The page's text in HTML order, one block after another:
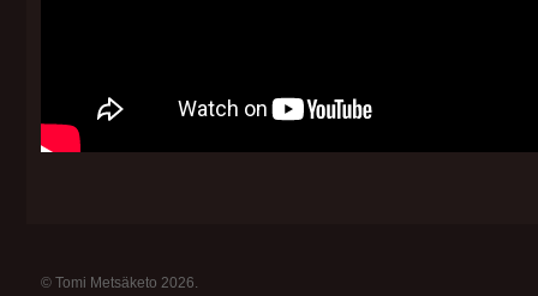
© Tomi Metsäketo 2026.